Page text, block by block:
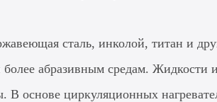
сталь, инколой, титан и
абразивным средам. Жидкости
В основе циркуляционных